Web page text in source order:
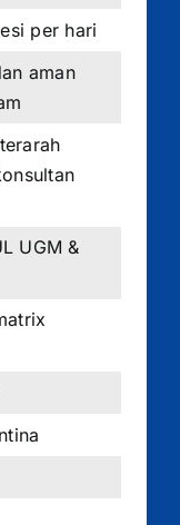
per hari
aman
UGM &